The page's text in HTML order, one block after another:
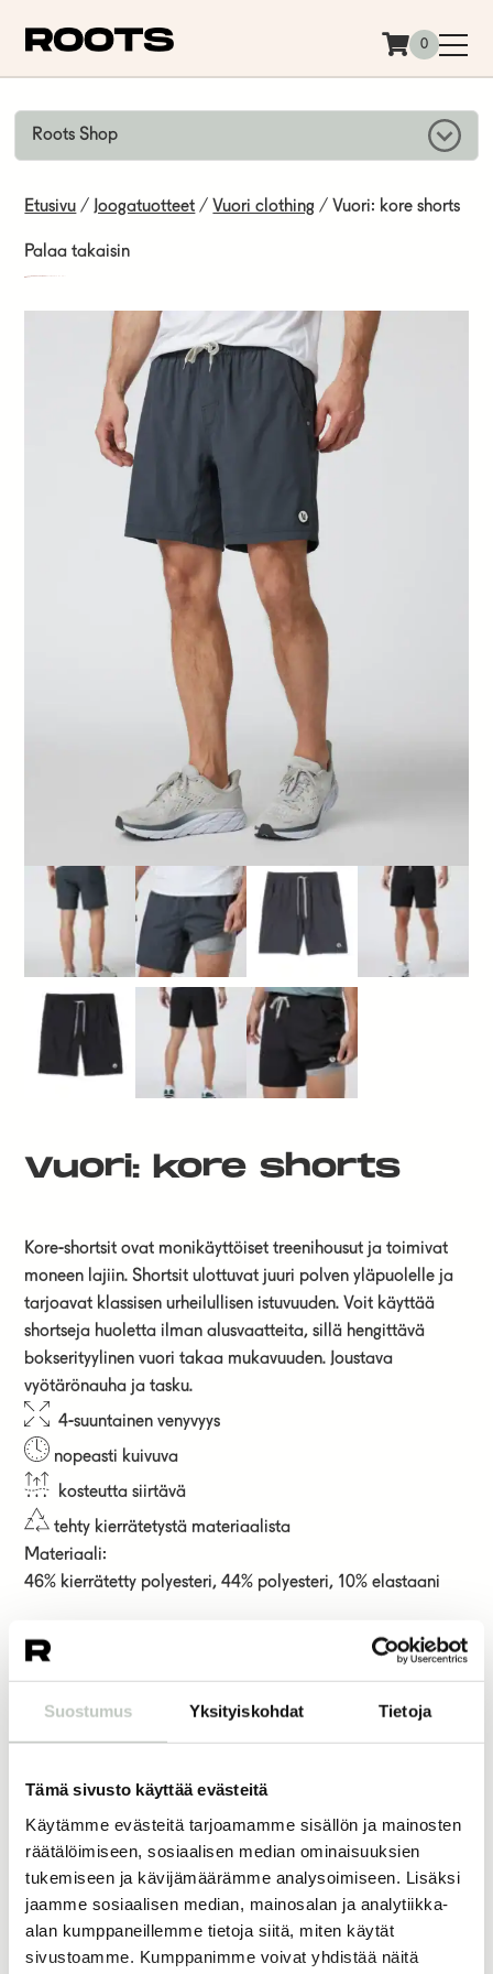
Suostumus Yksityiskohdat Tietoja
Tämä sivusto käyttää evästeitä
Käytämme evästeitä tarjoamamme sisällön ja mainosten
räätälöimiseen, sosiaalisen median ominaisuuksien
tukemiseen ja kävijämäärämme analysoimiseen. Lisäksi
jaamme sosiaalisen median, mainosalan ja analytiikka-
alan kumppaneillemme tietoja siitä, miten käytät
sivustoamme. Kumppanimme voivat yhdistää näitä
0
Roots Shop
Etusivu / Joogatuotteet / Vuori clothing / Vuori: kore shorts
Palaa takaisin
Vuori: kore shorts
Kore-shortsit ovat monikäyttöiset treenihousut ja toimivat
moneen lajiin. Shortsit ulottuvat juuri polven yläpuolelle ja
tarjoavat klassisen urheilullisen istuvuuden. Voit käyttää
shortseja huoletta ilman alusvaatteita, sillä hengittävä
bokserityylinen vuori takaa mukavuuden. Joustava
vyötärönauha ja tasku.
4-suuntainen venyvyys
nopeasti kuivuva
kosteutta siirtävä
tehty kierrätetystä materiaalista
Materiaali:
46% kierrätetty polyesteri, 44% polyesteri, 10% elastaani
85,00
koko
Lisää ostoskoriin
Joogatuotteet Vuori clothing